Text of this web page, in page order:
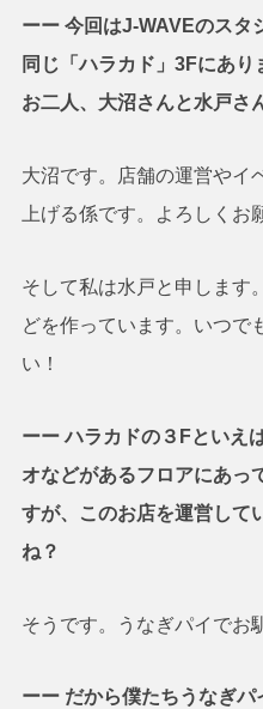
ーー 今回はJ-WAVEのス
同じ「ハラカド」3Fにあり
お二人、大沼さんと水戸さ
大沼です。店舗の運営やイ
上げる係です。よろしくお
そして私は水戸と申します
どを作っています。いつで
い！
ーー ハラカドの３Fといえ
オなどがあるフロアにあっ
すが、このお店を運営して
ね？
そうです。うなぎパイでお
ーー だから僕たちうなぎ